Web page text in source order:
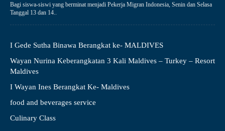
Bagi siswa-siswi yang berminat menjadi Pekerja Migran Indonesia, Senin dan Selasa
Tanggal 13 dan 14..
I Gede Sutha Binawa Berangkat ke- MALDIVES
Wayan Nurina Keberangkatan 3 Kali Maldives – Turkey – Resort
Maldives
I Wayan Ines Berangkat Ke- Maldives
food and beverages service
Culinary Class